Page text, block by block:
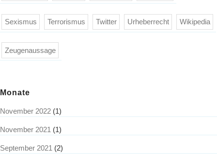
Sexismus Terrorismus Twitter Urheberrecht Wikipedia
Zeugenaussage
Monate
November 2022 (1)
November 2021 (1)
September 2021 (2)